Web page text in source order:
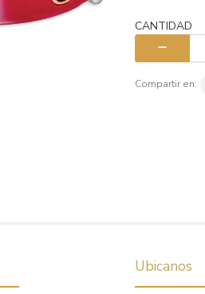
CANTIDAD
Compartir en:
Ubicanos